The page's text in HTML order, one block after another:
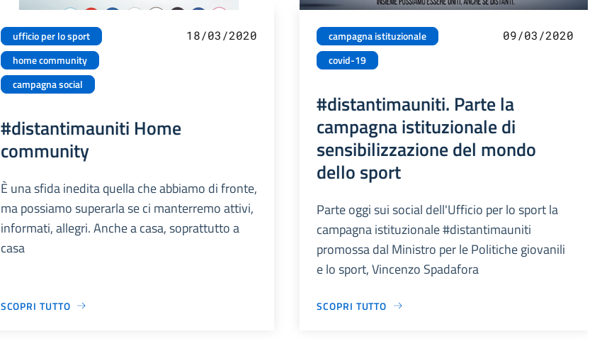
ufficio per lo sport
home community
campagna social
18/03/2020
#distantimauniti Home
community
È una sfida inedita quella che abbiamo di fronte,
ma possiamo superarla se ci manterremo attivi,
informati, allegri. Anche a casa, soprattutto a
casa
SCOPRI TUTTO
campagna istituzionale
covid-19
09/03/2020
#distantimauniti. Parte la
campagna istituzionale di
sensibilizzazione del mondo
dello sport
Parte oggi sui social dell'Ufficio per lo sport la
campagna istituzionale #distantimauniti
promossa dal Ministro per le Politiche giovanili
e lo sport, Vincenzo Spadafora
SCOPRI TUTTO